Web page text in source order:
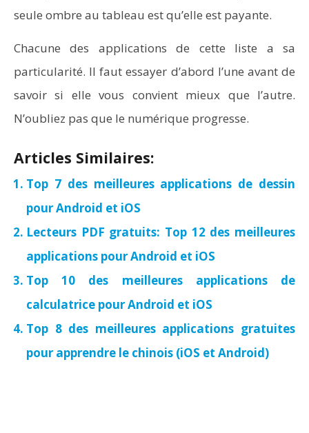
seule ombre au tableau est qu’elle est payante.
Chacune des applications de cette liste a sa
particularité. Il faut essayer d’abord l’une avant de
savoir si elle vous convient mieux que l’autre.
N’oubliez pas que le numérique progresse.
Articles Similaires:
Top 7 des meilleures applications de dessin
pour Android et iOS
Lecteurs PDF gratuits: Top 12 des meilleures
applications pour Android et iOS
Top 10 des meilleures applications de
calculatrice pour Android et iOS
Top 8 des meilleures applications gratuites
pour apprendre le chinois (iOS et Android)